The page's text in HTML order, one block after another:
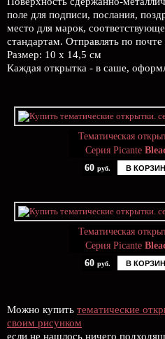
поле для подписи, послания,
место для марок,
стандартам. Отправлять по почте
Размер: 10 х 14,5 см
Каждая открытка - в саше,
Тематическая
Серия Picante
60 руб. В
Тематическая
Серия Picante
60 руб. В
Можно купить тематические
своим рисунком
если не нашлось ничего